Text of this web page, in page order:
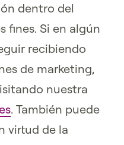
dentro del
fines. Si en algún
recibiendo
de marketing,
nuestra
. También puede
virtud de la